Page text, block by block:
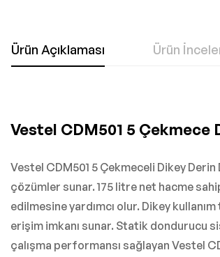
Ürün Açıklaması
Vestel CDM501 5 Çekmece
Vestel CDM501 5 Çekmeceli Dikey
çözümler sunar. 175 litre net hacme
edilmesine yardımcı olur. Dikey
erişim imkanı sunar. Statik dondurucu
çalışma performansı sağlayan Vestel
Ürün